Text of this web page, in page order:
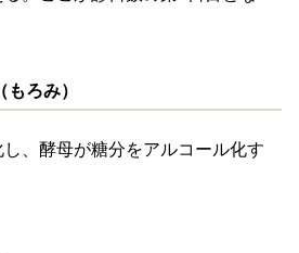
ろみ）
、酵母が糖分をアルコール化す